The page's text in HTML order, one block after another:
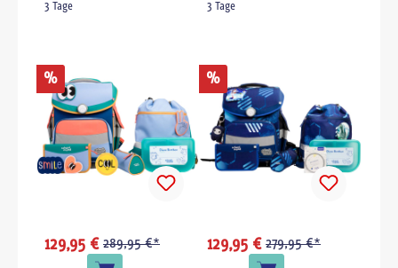
3 Tage
3 Tage
%
129,95 € 289,95 €*
%
129,95 € 279,95 €*